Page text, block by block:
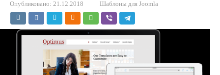
Опубликовано: 21.12.2018 Шаблоны для Joomla